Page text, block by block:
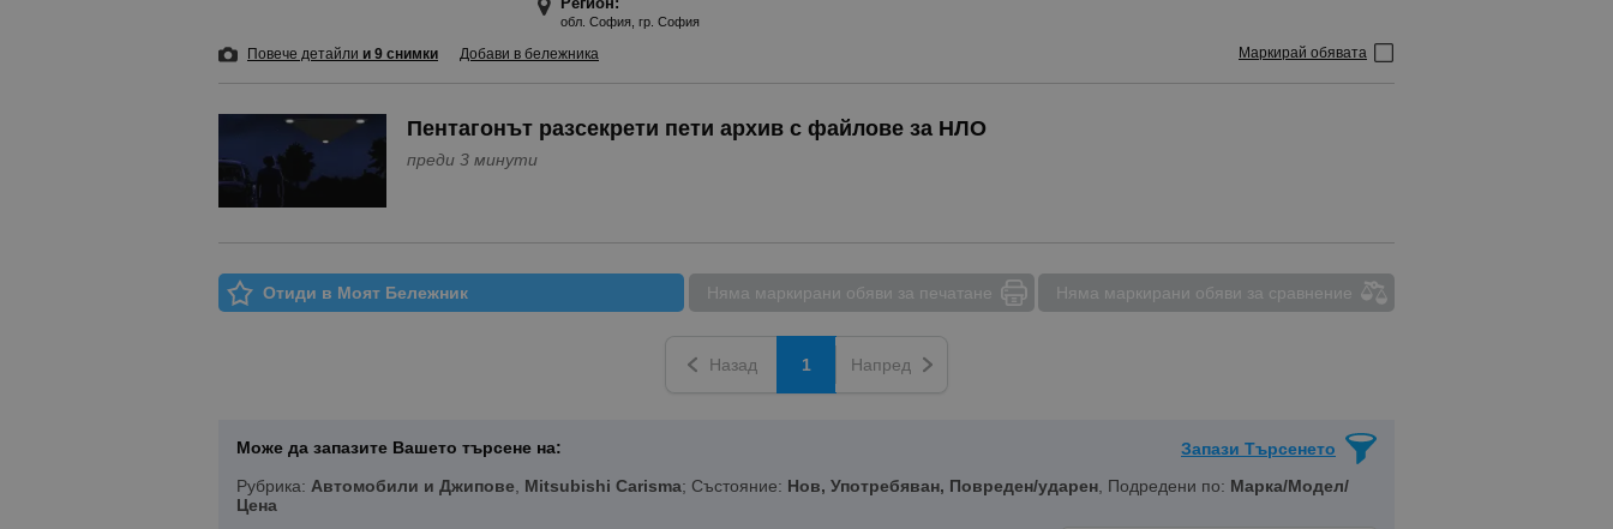
обслужен, С регистрация
обл. София, гр. София
Повече детайли и 9 снимки Добави в бележника Маркирай обявата
Пентагонът разсекрети пети архив с файлове за НЛО
преди 3 минути
Отиди в Моят Бележник Няма маркирани обяви за печатане Няма маркирани обяви за сравнение
Назад 1 Напред
Може да запазите Вашето търсене на:
Запази Търсенето
Рубрика: Автомобили и Джипове, Mitsubishi Carisma; Състояние: Нов, Употребяван, Повреден/ударен, Подредени по: Марка/Модел/
Цена